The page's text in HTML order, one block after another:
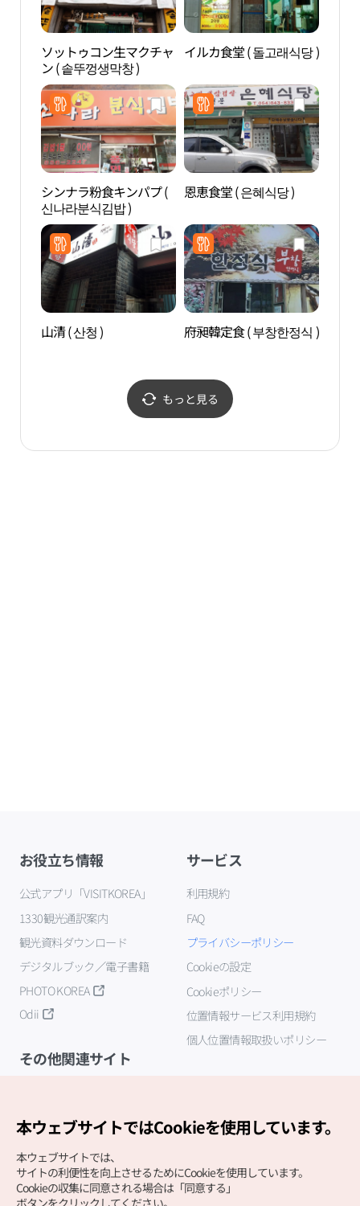
ソットゥコン生マクチャ
ン ( 솥뚜껑생막창 )
イルカ食堂 ( 돌고래식당 )
シンナラ粉食キンパプ (
신나라분식김밥 )
恩恵食堂 ( 은혜식당 )
山清 ( 산청 ) 府昶韓定食 ( 부창한정식 )
もっと見る
お役立ち情報
公式アプリ「VISITKOREA」
1330観光通訳案内
観光資料ダウンロード
デジタルブック／電子書籍
PHOTO KOREA
Odii
サービス
利用規約
FAQ
プライバシーポリシー
Cookieの設定
Cookieポリシー
位置情報サービス利用規約
個人位置情報取扱いポリシー
その他関連サイト
本ウェブサイトではCookieを使用しています。
本ウェブサイトでは、
サイトの利便性を向上させるためにCookieを使用しています。
Cookieの収集に同意される場合は「同意する」
ボタンをクリックしてください。